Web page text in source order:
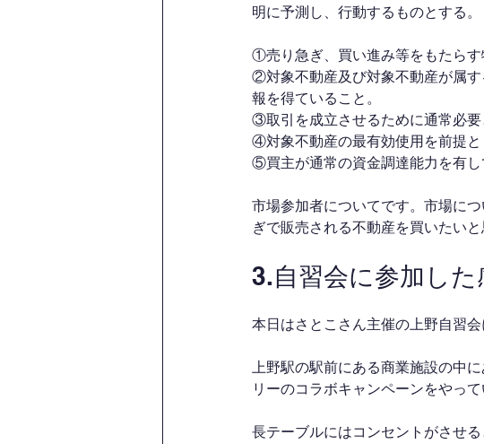
明に予測し、行動するものとする。
①売り急ぎ、買い進み等をもたらす
②対象不動産及び対象不動産が属
報を得ていること。
③取引を成立させるために通常必要
④対象不動産の最有効使用を前提と
⑤買主が通常の資金調達能力を有し
市場参加者についてです。市場に
ぎで販売される不動産を買いたいと
3.自習会に参加した
本日はさとこさん主催の上野自習
上野駅の駅前にある商業施設の中
リーのコラボキャンペーンをやっ
長テーブルにはコンセントがさせ